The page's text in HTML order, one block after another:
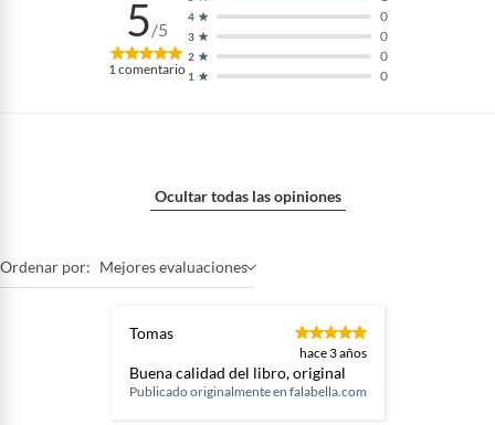
5/5
1comentario 1 0
2 0
3 0
4 0
Ocultar todas las opiniones
Ordenar por: Mejores evaluaciones
Tomas
hace 3 años
Buena calidad del libro, original
Publicado originalmente en falabella.com